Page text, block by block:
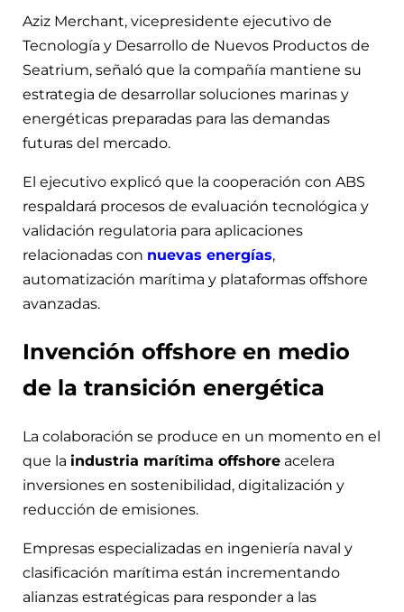
Aziz Merchant, vicepresidente ejecutivo de
Tecnología y Desarrollo de Nuevos Productos de
Seatrium, señaló que la compañía mantiene su
estrategia de desarrollar soluciones marinas y
energéticas preparadas para las demandas
futuras del mercado.
El ejecutivo explicó que la cooperación con ABS
respaldará procesos de evaluación tecnológica y
validación regulatoria para aplicaciones
relacionadas con nuevas energías,
automatización marítima y plataformas offshore
avanzadas.
Invención offshore en medio
de la transición energética
La colaboración se produce en un momento en el
que la industria marítima offshore acelera
inversiones en sostenibilidad, digitalización y
reducción de emisiones.
Empresas especializadas en ingeniería naval y
clasificación marítima están incrementando
alianzas estratégicas para responder a las